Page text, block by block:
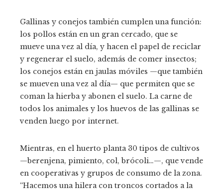
Gallinas y conejos también cumplen una función:
los pollos están en un gran cercado, que se
mueve una vez al día, y hacen el papel de reciclar
y regenerar el suelo, además de comer insectos;
los conejos están en jaulas móviles —que también
se mueven una vez al día— que permiten que se
coman la hierba y abonen el suelo. La carne de
todos los animales y los huevos de las gallinas se
venden luego por internet.
Mientras, en el huerto planta 30 tipos de cultivos
—berenjena, pimiento, col, brócoli…—, que vende
en cooperativas y grupos de consumo de la zona.
“Hacemos una hilera con troncos cortados a la